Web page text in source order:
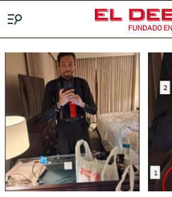
FUNDADO